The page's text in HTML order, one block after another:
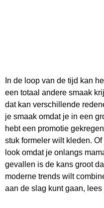
In de loop van de tijd kan
een totaal andere smaak
dat kan verschillende
je smaak omdat je in een
hebt een promotie
stuk formeler wilt kleden.
look omdat je onlangs
gevallen is de kans groot
moderne trends wilt
aan de slag kunt gaan, lees